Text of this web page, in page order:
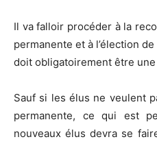
Il va falloir procéder à la
permanente et à l’élection
doit obligatoirement être une
Sauf si les élus ne veulent
permanente, ce qui est
nouveaux élus devra se